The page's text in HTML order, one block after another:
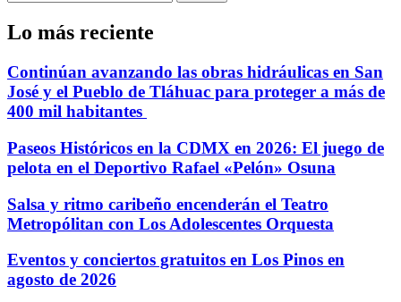
Lo más reciente
Continúan avanzando las obras hidráulicas en San
José y el Pueblo de Tláhuac para proteger a más de
400 mil habitantes
Paseos Históricos en la CDMX en 2026: El juego de
pelota en el Deportivo Rafael «Pelón» Osuna
Salsa y ritmo caribeño encenderán el Teatro
Metropólitan con Los Adolescentes Orquesta
Eventos y conciertos gratuitos en Los Pinos en
agosto de 2026